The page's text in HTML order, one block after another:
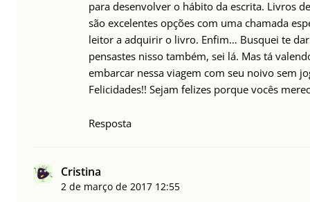
para desenvolver o hábito da escrita. Livros
são excelentes opções com uma chamada
leitor a adquirir o livro. Enfim… Busquei te
pensastes nisso também, sei lá. Mas tá
embarcar nessa viagem com seu noivo sem
Felicidades!! Sejam felizes porque vocês
Resposta
Cristina
2 de março de 2017 12:55